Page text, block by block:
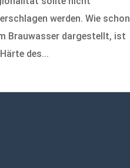
werden. Wie schon
Brauwasser dargestellt, ist
des...